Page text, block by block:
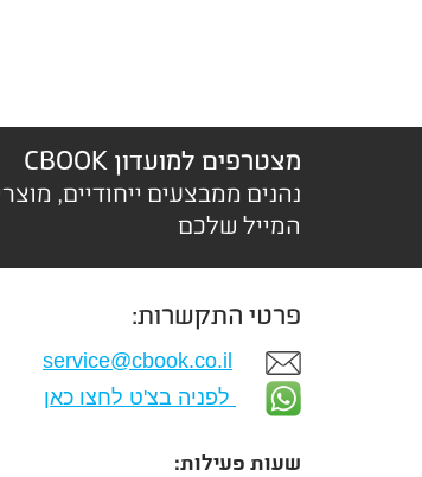
מצטרפים למועדון CBOOK
נהנים ממבצעים ייחודיים,
המייל שלכם
פרטי התקשרות:
service@cbook.co.il
לפניה בצ'ט לחצו כאן
שעות פעילות: